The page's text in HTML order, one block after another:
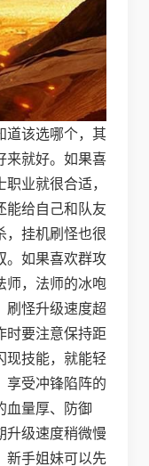
道该选哪个，其
来就好。如果喜
业就很合适，
能给自己和队友
，挂机刷怪也很
。如果喜欢群攻
师，法师的冰咆
刷怪升级速度超
时要注意保持距
现技能，就能轻
享受冲锋陷阵的
血量厚、防御
升级速度稍微慢
新手姐妹可以先